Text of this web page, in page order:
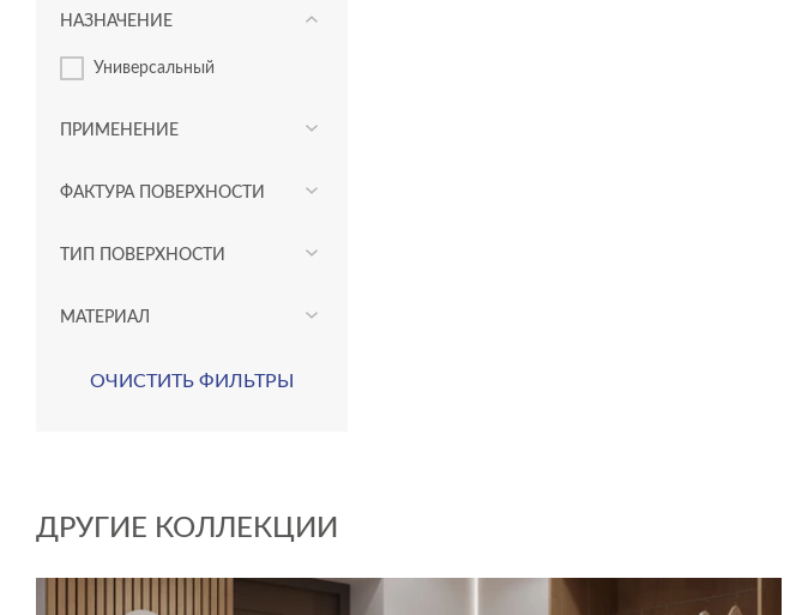
НАЗНАЧЕНИЕ
Универсальный
ПРИМЕНЕНИЕ
ФАКТУРА ПОВЕРХНОСТИ
ТИП ПОВЕРХНОСТИ
МАТЕРИАЛ
ОЧИСТИТЬ ФИЛЬТРЫ
ДРУГИЕ КОЛЛЕКЦИИ